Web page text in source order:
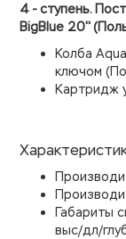
4 - ступень.
BigBlue 20''
Колба
ключом
Картридж
Габариты
выс/дл/